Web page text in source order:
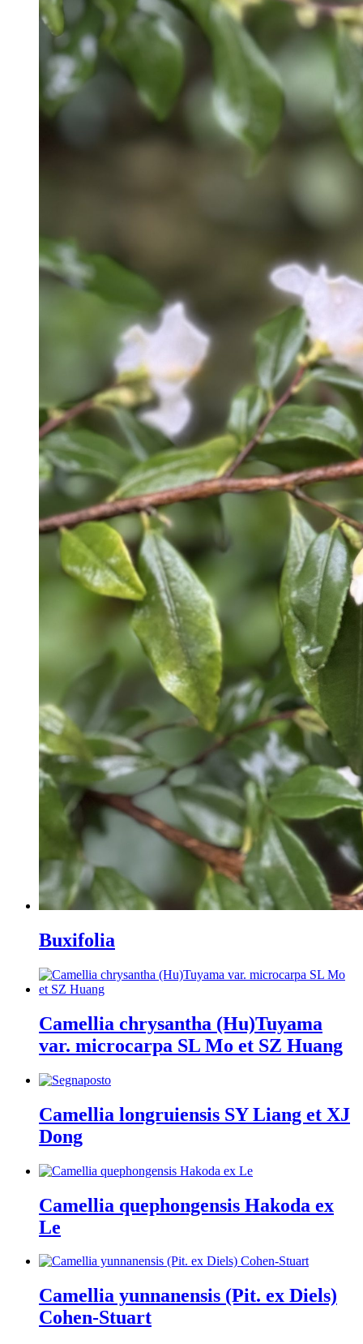
Buxifolia
Camellia chrysantha (Hu)Tuyama
var. microcarpa SL Mo et SZ Huang
Camellia longruiensis SY Liang et XJ
Dong
Camellia quephongensis Hakoda ex
Le
Camellia yunnanensis (Pit. ex Diels)
Cohen-Stuart